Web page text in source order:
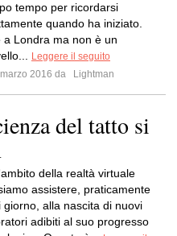
tempo per ricordarsi
quando ha iniziato.
a Londra ma non è un
Leggere il seguito
marzo 2016 da
Lightman
del tatto si
della realtà virtuale
assistere, praticamente
giorno, alla nascita di nuovi
adibiti al suo progresso